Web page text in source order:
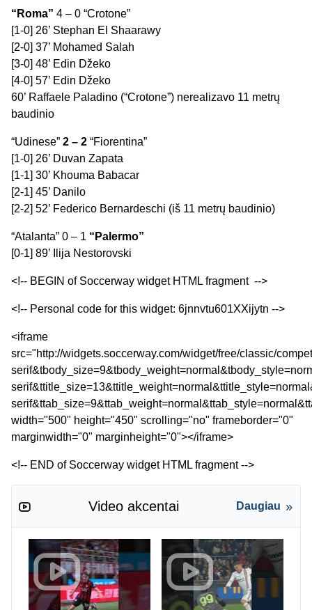
“Roma” 4 – 0 “Crotone”
[1-0] 26’ Stephan El Shaarawy
[2-0] 37’ Mohamed Salah
[3-0] 48’ Edin Džeko
[4-0] 57’ Edin Džeko
60’ Raffaele Paladino (“Crotone”) nerealizavo 11 metrų
baudinio
“Udinese” 2 – 2 “Fiorentina”
[1-0] 26’ Duvan Zapata
[1-1] 30’ Khouma Babacar
[2-1] 45’ Danilo
[2-2] 52’ Federico Bernardeschi (iš 11 metrų baudinio)
“Atalanta” 0 – 1 “Palermo”
[0-1] 89’ Ilija Nestorovski
<!-- BEGIN of Soccerway widget HTML fragment -->
<!-- Personal code for this widget: 6jnnvtu601XXijytn -->
<iframe
src="http://widgets.soccerway.com/widget/free/classic/
width="500" height="450" scrolling="no" frameborder="0"
marginwidth="0" marginheight="0"></iframe>
<!-- END of Soccerway widget HTML fragment -->
Video akcentai Daugiau